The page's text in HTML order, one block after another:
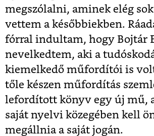
megszólalni, aminek elég
vettem a későbbiekben.
fórral indultam, hogy Bojtár
nevelkedtem, aki a
kiemelkedő műfordítói is
tőle készen műfordítás
lefordított könyv egy új mű,
saját nyelvi közegében kell
megállnia a saját jogán.